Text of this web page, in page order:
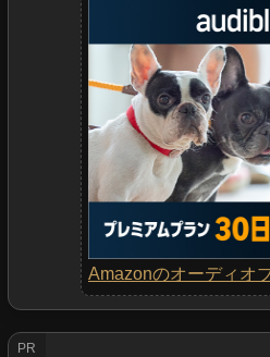
Amazonのオーディオ
PR